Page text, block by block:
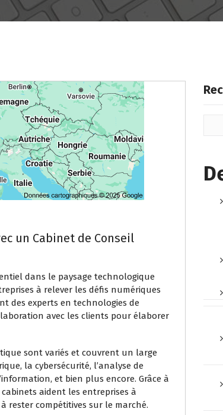
un Cabinet de Conseil
dans le paysage technologique
à relever les défis numériques
des experts en technologies de
avec les clients pour élaborer
sont variés et couvrent un large
la cybersécurité, l’analyse de
et bien plus encore. Grâce à
aident les entreprises à
rester compétitives sur le marché.